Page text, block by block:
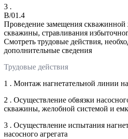
3 .
B/01.4
Проведение замещения
скважины, стравливания
Смотреть трудовые действия,
дополнительные сведения
Трудовые действия
1 . Монтаж нагнетательной линии
2 . Осуществление обвязки
скважины, желобной системой и
3 . Осуществление испытания
насосного агрегата